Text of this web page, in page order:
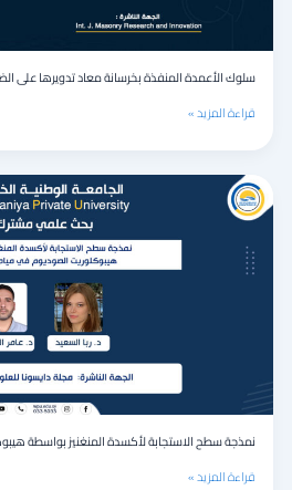
سلوك الأعمدة المنفذة بخرسانة معاد تدويرها على
قراءة المزيد »
نمذجة سطح الاستجابة لأكسدة المنغنيز بواسطة
نمذجة
سطح
الاستجابة
لأكسدة
المنغنيز
قراءة المزيد »